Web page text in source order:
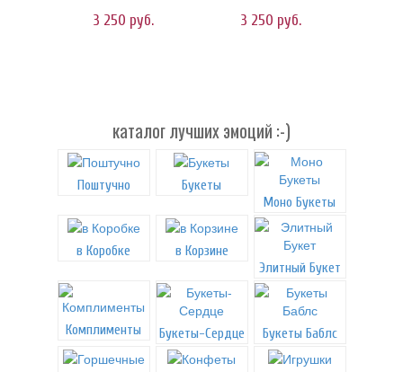
3 250 руб. 3 250 руб.
каталог лучших эмоций :-)
Поштучно
Букеты
Моно Букеты
в Коробке
в Корзине
Элитный Букет
Комплименты Букеты-Сердце Букеты Баблс